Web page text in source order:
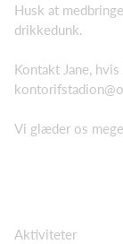
Husk at
drikkedunk.
Kontakt Jane,
Vi glæder os
Aktiviteter